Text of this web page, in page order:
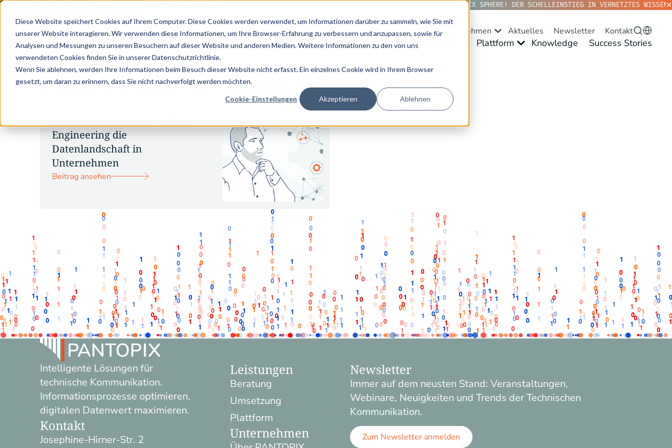
Diese Website speichert Cookies auf Ihrem Computer. Diese Cookies werden verwendet, um Informationen darüber zu sammeln, wie Sie mit
unserer Website interagieren. Wir verwenden diese Informationen, um Ihre Browser-Erfahrung zu verbessern und anzupassen, sowie für
Analysen und Messungen zu unseren Besuchern auf dieser Website und anderen Medien. Weitere Informationen zu den von uns
verwendeten Cookies finden Sie in unserer Datenschutzrichtlinie.
Wenn Sie ablehnen, werden Ihre Informationen beim Besuch dieser Website nicht erfasst. Ein einzelnes Cookie wird in Ihrem Browser
gesetzt, um daran zu erinnern, dass Sie nicht nachverfolgt werden möchten.
Cookie-Einstellungen Akzeptieren Ablehnen
MIT STRUKTURIERTEN PRODUKTDATEN ZUM DIGITALEN PRODUKTPASS - JETZT LESEN! | NEU: DIE GRAPHWISE EDITION VON PANTOPIX SPHERE! DER SCHELLEINSTIEG IN VERNETZTES
Unternehmen Aktuelles Newsletter Kontakt
Beratung Umsetzung Anwendung Plattform Knowledge Success Stories
•Knowledge• Knowledge EngineeringZurück zu Knowledge
Schlagwort: Knowledge Engineering
Engineering die
Datenlandschaft in
Unternehmen
Beitrag ansehen
Intelligente Lösungen für
technische Kommunikation.
Informationsprozesse optimieren,
digitalen Datenwert maximieren.
Kontakt
Josephine-Hirner-Str. 2
Leistungen
Beratung
Umsetzung
Plattform
Unternehmen
Newsletter
Immer auf dem neusten Stand: Veranstaltungen,
Webinare, Neuigkeiten und Trends der Technischen
Kommunikation.
Zum Newsletter anmelden